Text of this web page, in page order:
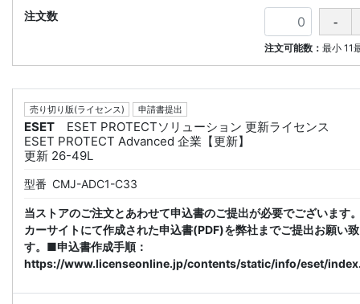
注文可能数： 最小 11
売り切り版(ライセンス) 申請書提出
ESET
ESET PROTECTソリューション 更新ライセンス
ESET PROTECT Advanced 企業【更新】
更新 26-49L
型番 CMJ-ADC1-C33
当ストアのご注文とあわせて申込書のご提出が必要でございます
カーサイトにて作成された申込書(PDF)を弊社までご提出お願い
す。■申込書作成手順：
https://www.licenseonline.jp/contents/static/info/eset/